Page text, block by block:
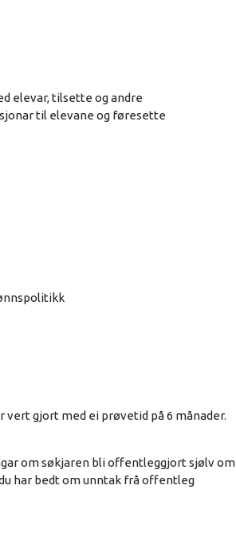
elevar, tilsette og andre
til elevane og føresette
gjort med ei prøvetid på 6 månader.
om søkjaren bli offentleggjort sjølv om
har bedt om unntak frå offentleg